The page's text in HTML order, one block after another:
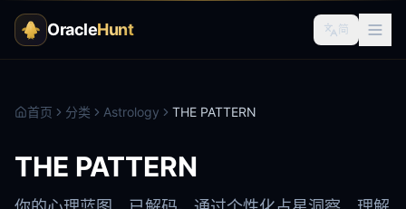
OracleHunt 简
首页 分类 Astrology THE PATTERN
THE PATTERN